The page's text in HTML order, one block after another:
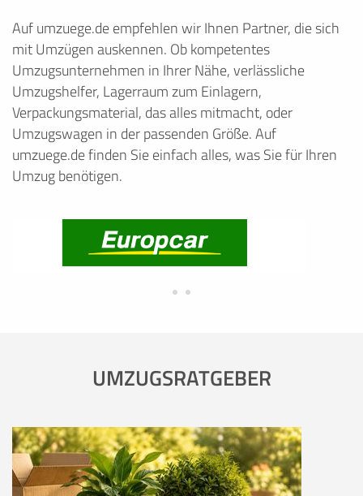
Auf umzuege.de empfehlen wir Ihnen Partner, die sich
mit Umzügen auskennen. Ob kompetentes
Umzugsunternehmen in Ihrer Nähe, verlässliche
Umzugshelfer, Lagerraum zum Einlagern,
Verpackungsmaterial, das alles mitmacht, oder
Umzugswagen in der passenden Größe. Auf
umzuege.de finden Sie einfach alles, was Sie für Ihren
Umzug benötigen.
UMZUGSRATGEBER